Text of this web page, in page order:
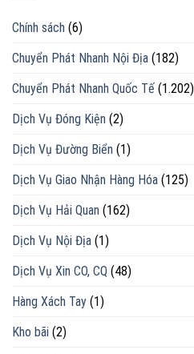
Chính sách (6)
Chuyển Phát Nhanh Nội Địa (182)
Chuyển Phát Nhanh Quốc Tế (1.202)
Dịch Vụ Đóng Kiện (2)
Dịch Vụ Đường Biển (1)
Dịch Vụ Giao Nhận Hàng Hóa (125)
Dịch Vụ Hải Quan (162)
Dịch Vụ Nội Địa (1)
Dịch Vụ Xin CO, CQ (48)
Hàng Xách Tay (1)
Kho bãi (2)